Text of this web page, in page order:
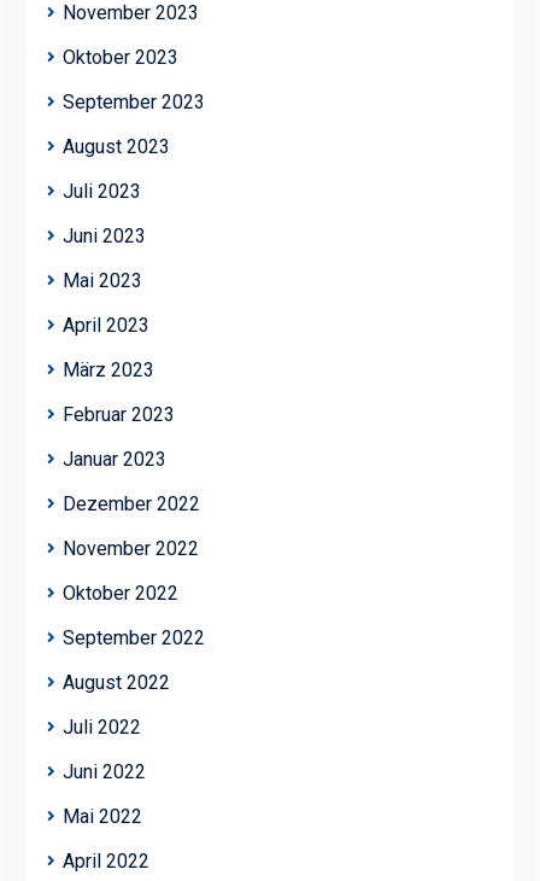
November 2023
Oktober 2023
September 2023
August 2023
Juli 2023
Juni 2023
Mai 2023
April 2023
März 2023
Februar 2023
Januar 2023
Dezember 2022
November 2022
Oktober 2022
September 2022
August 2022
Juli 2022
Juni 2022
Mai 2022
April 2022